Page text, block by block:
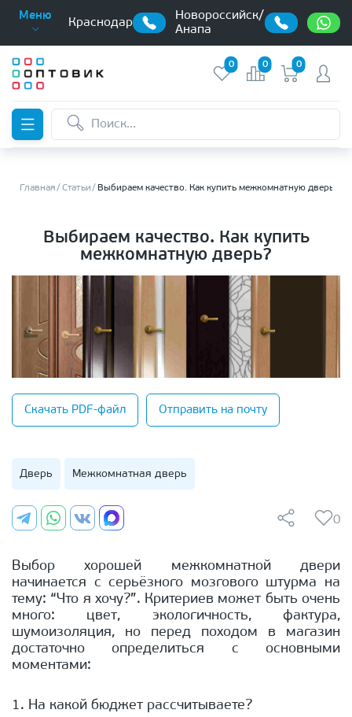
Меню
Краснодар
Новороссийск/
Анапа
0 0 0
Главная Статьи Выбираем качество. Как купить межкомнатную дверь?
Выбираем качество. Как купить
межкомнатную дверь?
Скачать PDF-файл Отправить на почту
Дверь Межкомнатная дверь
0
Выбор хорошей межкомнатной двери
начинается с серьёзного мозгового штурма на
тему: “Что я хочу?”. Критериев может быть очень
много: цвет, экологичность, фактура,
шумоизоляция, но перед походом в магазин
достаточно определиться с основными
моментами:
1. На какой бюджет рассчитываете?